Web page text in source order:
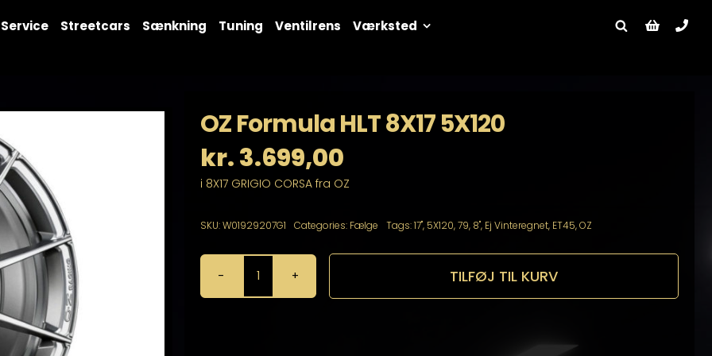
Service Streetcars Sænkning Tuning Ventilrens Værksted
OZ Formula HLT 8X17 5X120
kr.3.699,00
i 8X17 GRIGIO CORSA fra OZ
SKU:W01929207G1 Categories: Fælge Tags:17", 5X120,79, 8", Ej Vinteregnet, ET45,OZ
OZ
Formula
TILFØJ TIL KURV